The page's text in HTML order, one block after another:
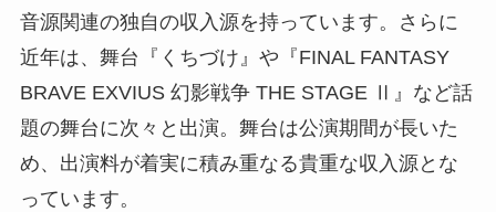
音源関連の独自の収入源を持っています。さらに
近年は、舞台『くちづけ』や『FINAL FANTASY
BRAVE EXVIUS 幻影戦争 THE STAGE Ⅱ』など話
題の舞台に次々と出演。舞台は公演期間が長いた
め、出演料が着実に積み重なる貴重な収入源とな
っています。